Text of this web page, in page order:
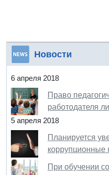
Новости
6 апреля 2018
Право
работодателя
5 апреля 2018
Планируется
коррупционные
При обучении